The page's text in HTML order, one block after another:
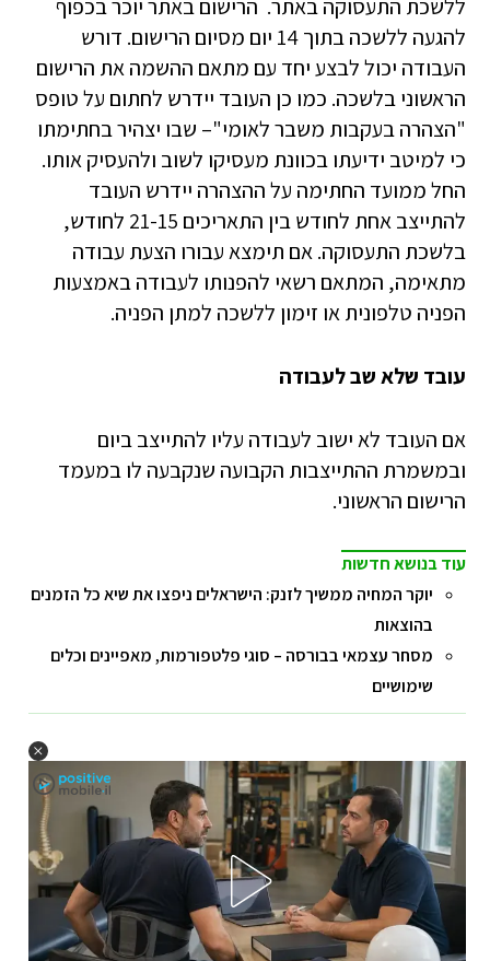
ללשכת התעסוקה באתר. הרישום באתר יוכר בכפוף
להגעה ללשכה בתוך 14 יום מסיום הרישום. דורש
העבודה יכול לבצע יחד עם מתאם ההשמה את הרישום
הראשוני בלשכה. כמו כן העובד יידרש לחתום על טופס
"הצהרה בעקבות משבר לאומי"– שבו יצהיר בחתימתו
כי למיטב ידיעתו בכוונת מעסיקו לשוב ולהעסיק אותו.
החל ממועד החתימה על ההצהרה יידרש העובד
להתייצב אחת לחודש בין התאריכים 21-15 לחודש,
בלשכת התעסוקה. אם תימצא עבורו הצעת עבודה
מתאימה, המתאם רשאי להפנותו לעבודה באמצעות
הפניה טלפונית או זימון ללשכה למתן הפניה.
עובד שלא שב לעבודה
אם העובד לא ישוב לעבודה עליו להתייצב ביום
ובמשמרת ההתייצבות הקבועה שנקבעה לו במעמד
הרישום הראשוני.
עוד בנושא חדשות
יוקר המחיה ממשיך לזנק: הישראלים ניפצו את שיא כל הזמנים
בהוצאות
מסחר עצמאי בבורסה – סוגי פלטפורמות, מאפיינים וכלים
שימושיים